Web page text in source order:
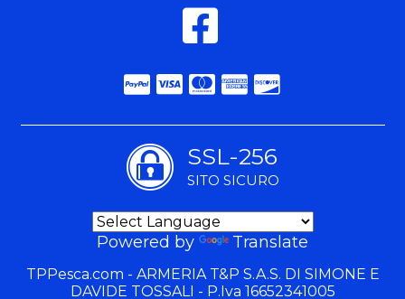
SSL-256
SITO SICURO
Powered by Translate
TPPesca.com - ARMERIA T&P S.A.S. DI SIMONE E
DAVIDE TOSSALI - P.Iva 16652341005